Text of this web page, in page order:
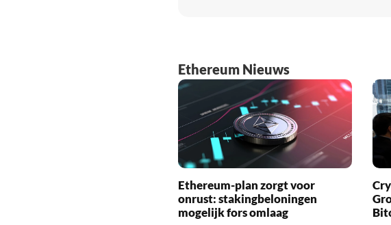
Ethereum Nieuws
Ethereum-plan zorgt voor
onrust: stakingbeloningen
mogelijk fors omlaag